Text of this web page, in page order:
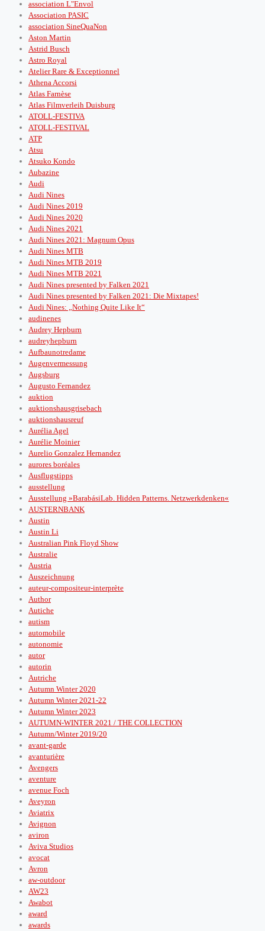
association L"Envol
Association PASIC
association SineQuaNon
Aston Martin
Astrid Busch
Astro Royal
Atelier Rare & Exceptionnel
Athena Accorsi
Atlas Farnèse
Atlas Filmverleih Duisburg
ATOLL-FESTIVA
ATOLL-FESTIVAL
ATP
Atsu
Atsuko Kondo
Aubazine
Audi
Audi Nines
Audi Nines 2019
Audi Nines 2020
Audi Nines 2021
Audi Nines 2021: Magnum Opus
Audi Nines MTB
Audi Nines MTB 2019
Audi Nines MTB 2021
Audi Nines presented by Falken 2021
Audi Nines presented by Falken 2021: Die Mixtapes!
Audi Nines: „Nothing Quite Like It“
audinenes
Audrey Hepburn
audreyhepburn
Aufbaunotredame
Augenvermessung
Augsburg
Augusto Fernandez
auktion
auktionshausgrisebach
auktionshausreuf
Aurélia Agel
Aurélie Moinier
Aurelio Gonzalez Hernandez
aurores boréales
Ausflugstipps
ausstellung
Ausstellung »BarabásiLab. Hidden Patterns. Netzwerkdenken«
AUSTERNBANK
Austin
Austin Li
Australian Pink Floyd Show
Australie
Austria
Auszeichnung
auteur-compositeur-interprète
Author
Autiche
autism
automobile
autonomie
autor
autorin
Autriche
Autumn Winter 2020
Autumn Winter 2021-22
Autumn Winter 2023
AUTUMN-WINTER 2021 / THE COLLECTION
Autumn/Winter 2019/20
avant-garde
avanturière
Avengers
aventure
avenue Foch
Aveyron
Aviatrix
Avignon
aviron
Aviva Studios
avocat
Avron
aw-outdoor
AW23
Awabot
award
awards